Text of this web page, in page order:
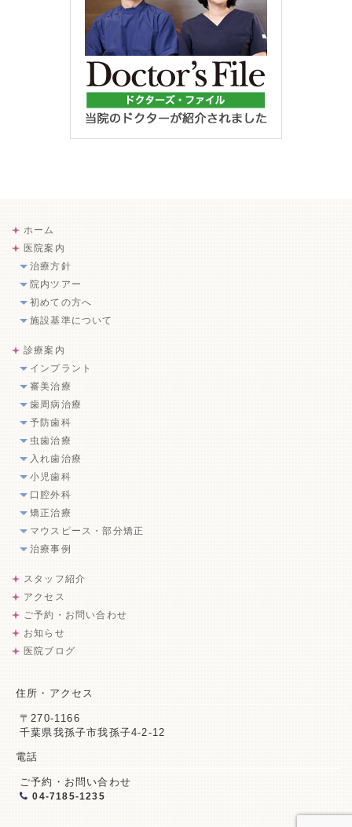
ホーム
医院案内
治療方針
院内ツアー
初めての方へ
施設基準について
診療案内
インプラント
審美治療
歯周病治療
予防歯科
虫歯治療
入れ歯治療
小児歯科
口腔外科
矯正治療
マウスピース・部分矯正
治療事例
スタッフ紹介
アクセス
ご予約・お問い合わせ
お知らせ
医院ブログ
住所・アクセス
〒270-1166
千葉県我孫子市我孫子4-2-12
電話
ご予約・お問い合わせ
04-7185-1235